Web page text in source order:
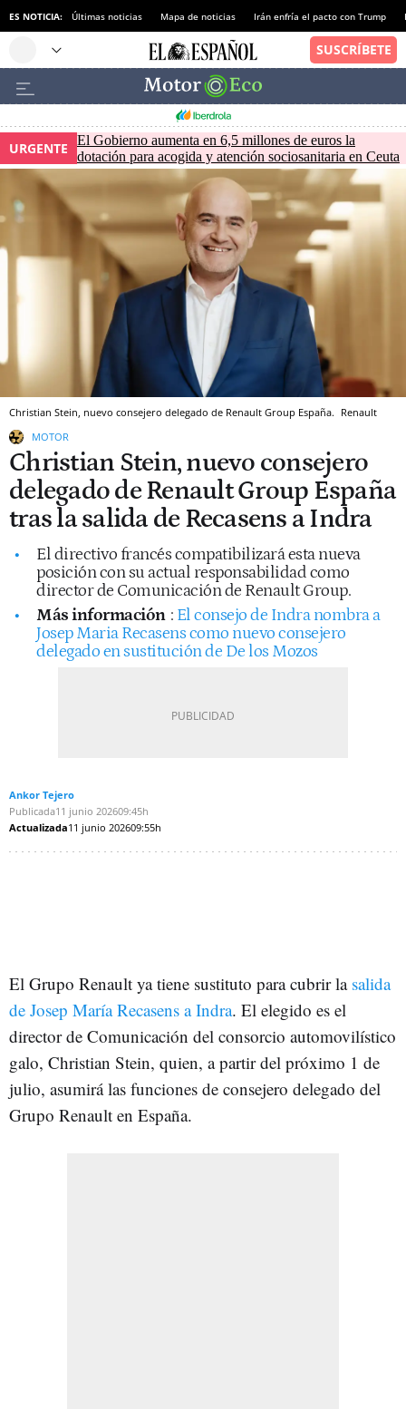
ES NOTICIA: Últimas noticias Mapa de noticias Irán enfría el pacto con Trump
URGENTE
El Gobierno aumenta en 6,5 millones de euros la
dotación para acogida y atención sociosanitaria en Ceuta
Christian Stein, nuevo consejero delegado de Renault Group España. Renault
MOTOR
Christian Stein, nuevo consejero
delegado de Renault Group España
tras la salida de Recasens a Indra
El directivo francés compatibilizará esta nueva
posición con su actual responsabilidad como
director de Comunicación de Renault Group.
Más información : El consejo de Indra nombra a
Josep Maria Recasens como nuevo consejero
delegado en sustitución de De los Mozos
Ankor Tejero
Publicada11 junio 202609:45h
Actualizada11 junio 202609:55h
El Grupo Renault ya tiene sustituto para cubrir la salida
de Josep María Recasens a Indra. El elegido es el
director de Comunicación del consorcio automovilístico
galo, Christian Stein, quien, a partir del próximo 1 de
julio, asumirá las funciones de consejero delegado del
Grupo Renault en España.